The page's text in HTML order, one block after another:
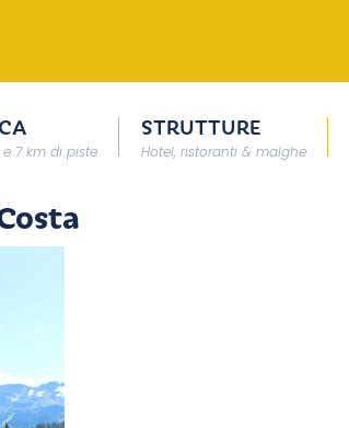
7 km di piste
STRUTTURE
Hotel, ristoranti & malghe